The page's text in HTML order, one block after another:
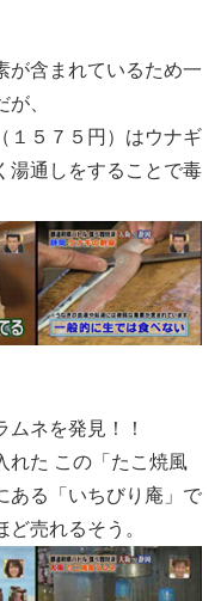
が含まれているため一
、
１５７５ 円 ）はウナギ
湯通しをすることで毒
ネを発見！！
れた この「たこ焼風
ある「いちびり庵」で
売れるそう。